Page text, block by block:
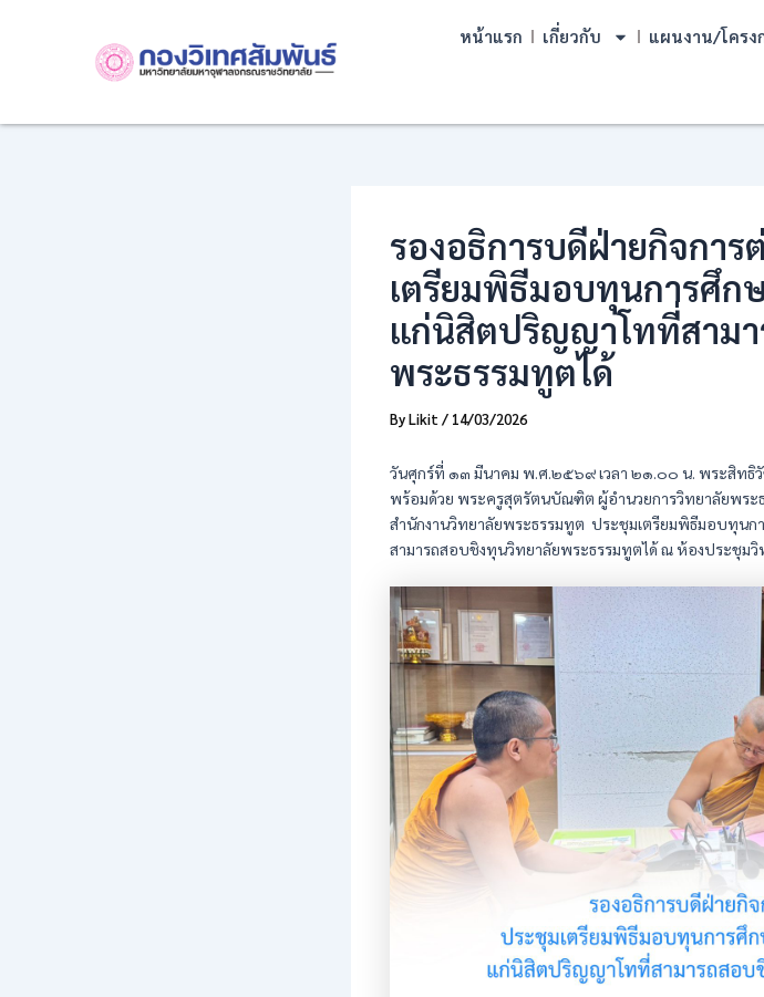
หน้าแรก เกี่ยวกับ แผนงาน/โครง
รองอธิการบดีฝ่ายกิจการ
เตรียมพิธีมอบทุนการศึก
แก่นิสิตปริญญาโทที่สาม
พระธรรมทูตได้
ByLikit / 14/03/2026
วันศุกร์ที่ ๑๓ มีนาคม พ.ศ.๒๕๖๙ เวลา ๒๑.๐๐ น. พระสิทธิ
พร้อมด้วย พระครูสุตรัตนบัณฑิต ผู้อำนวยการวิทยาลัยพร
สำนักงานวิทยาลัยพระธรรมทูต ประชุมเตรียมพิธีมอบทุน
สามารถสอบชิงทุนวิทยาลัยพระธรรมทูตได้ ณ ห้องประชุม